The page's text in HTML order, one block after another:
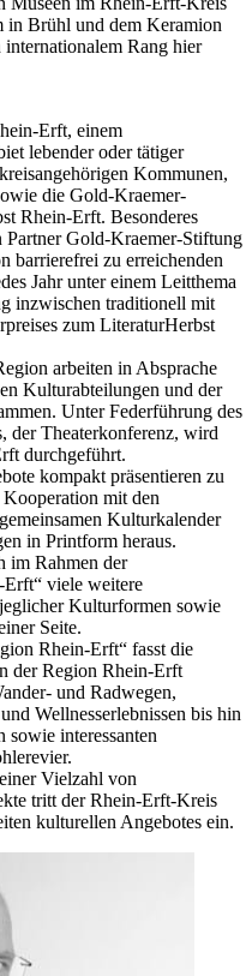
Brühl und dem Keramion
Rang hier
Erft, einem
lebender oder tätiger
Kommunen,
die Gold-Kraemer-
Rhein-Erft. Besonderes
Gold-Kraemer-Stiftung
barrierefrei zu erreichenden
Jahr unter einem Leitthema
inzwischen traditionell mit
zum LiteraturHerbst
arbeiten in Absprache
Kulturabteilungen und der
Unter Federführung des
der Theaterkonferenz, wird
durchgeführt.
kompakt präsentieren zu
mit den
Kulturkalender
in Printform heraus.
im Rahmen der
viele weitere
Kulturformen sowie
Seite.
Rhein-Erft“ fasst die
der Region Rhein-Erft
und Radwegen,
Wellnesserlebnissen bis hin
sowie interessanten
Vielzahl von
tritt der Rhein-Erft-Kreis
kulturellen Angebotes ein.